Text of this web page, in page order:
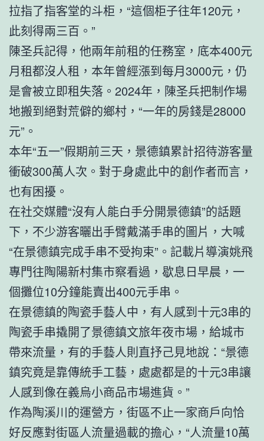
拉指了指客堂的斗柜，“這個柜子往年120元，
此刻得兩三百。”
陳圣兵記得，他兩年前租的任務室，底本400元
月租都沒人租，本年曾經漲到每月3000元，仍
是會被立即租失落。2024年，陳圣兵把制作場
地搬到絕對荒僻的鄉村，“一年的房錢是28000
元”。
本年“五一”假期前三天，景德鎮累計招待游客量
衝破300萬人次。對于身處此中的創作者而言，
也有困擾。
在社交媒體“沒有人能白手分開景德鎮”的話題
下，不少游客曬出手臂戴滿手串的圖片，大喊
“在景德鎮完成手串不受拘束”。記載片導演姚飛
專門往陶陽新村集市察看過，歇息日早晨，一
個攤位10分鐘能賣出400元手串。
在景德鎮的陶瓷手藝人中，有人感到十元3串的
陶瓷手串撬開了景德鎮文旅年夜市場，給城市
帶來流量，有的手藝人則直抒己見地說：“景德
鎮究竟是靠傳統手工藝，處處都是的十元3串讓
人感到像在義烏小商品市場進貨。”
作為陶溪川的運營方，街區不止一家商戶向恰
好反應對街區人流量過載的擔心，“人流量10萬